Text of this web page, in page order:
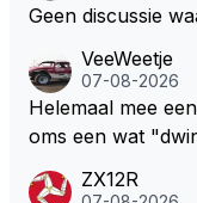
Geen discussie
VeeWeetje
07-08-2026
Helemaal mee eens Wim, Hij heeft
oms een wat
l bij Windsor op te
ZX12R